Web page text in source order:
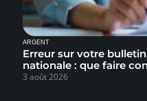
ARGENT
Erreur sur votre
nationale : que faire
3 août 2026